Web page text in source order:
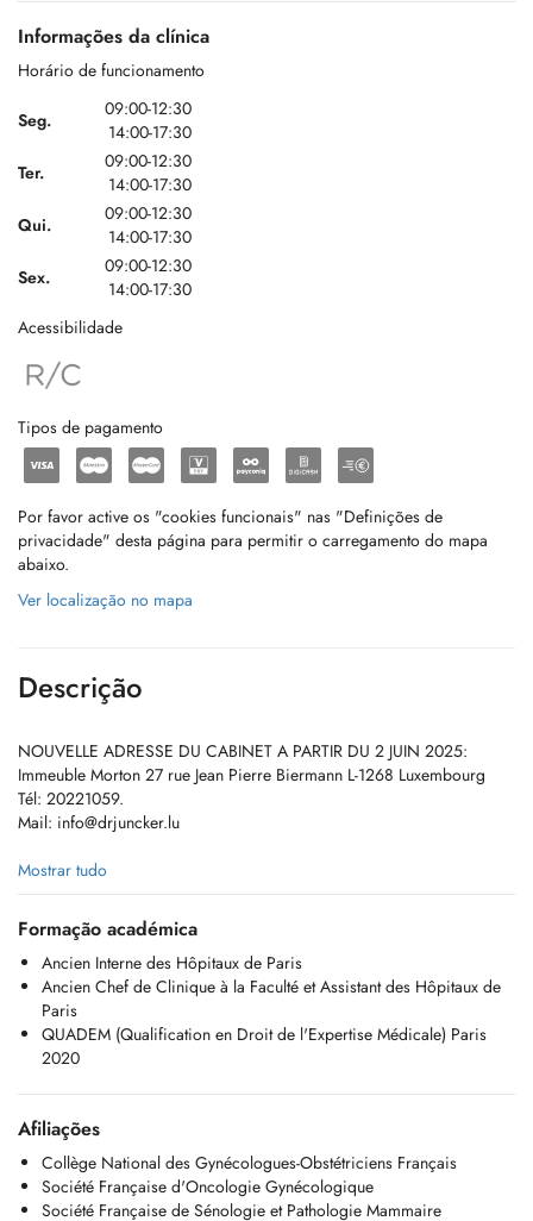
Informações da clínica
Horário de funcionamento
Seg.
09:00-12:30
14:00-17:30
Ter.
09:00-12:30
14:00-17:30
Qui.
09:00-12:30
14:00-17:30
Sex.
09:00-12:30
14:00-17:30
Acessibilidade
Tipos de pagamento
Por favor active os "cookies funcionais" nas "Definições de
privacidade" desta página para permitir o carregamento do mapa
abaixo.
Ver localização no mapa
Descrição
NOUVELLE ADRESSE DU CABINET A PARTIR DU 2 JUIN 2025:
Immeuble Morton 27 rue Jean Pierre Biermann L-1268 Luxembourg
Tél: 20221059.
Mail: info@drjuncker.lu
- GYNECOLOGUE: Suivi gynécologique. Prise en charge de la
ménopause, de l'infertilité, de la contraception, de l'incontnence.
Pathologies mammaires.
- OBSTETRICIEN: suivi de grossesse.
- EXPERT JUDICIAIRE près Cours Supérieure de Justice: expertises
médicales judiciaires et extrajudiciaires, assurances.
- MEDECIN AGREE aux Hôpitaux Robert Schuman Luxembourg
Le cabinet est fermé tous les jours de 12h30 à 14h00 et les mercredi.
consultation.
REGLES DE FONCTIONNEMENT DES RENDEZ-VOUS:
Les rendez-vous donnent lieu à la facturation d'une Convenance
Mostrar tudo
Formação académica
Ancien Interne des Hôpitaux de Paris
Ancien Chef de Clinique à la Faculté et Assistant des Hôpitaux de
Paris
QUADEM (Qualification en Droit de l'Expertise Médicale) Paris
2020
Afiliações
Collège National des Gynécologues-Obstétriciens Français
Société Française d'Oncologie Gynécologique
Société Française de Sénologie et Pathologie Mammaire